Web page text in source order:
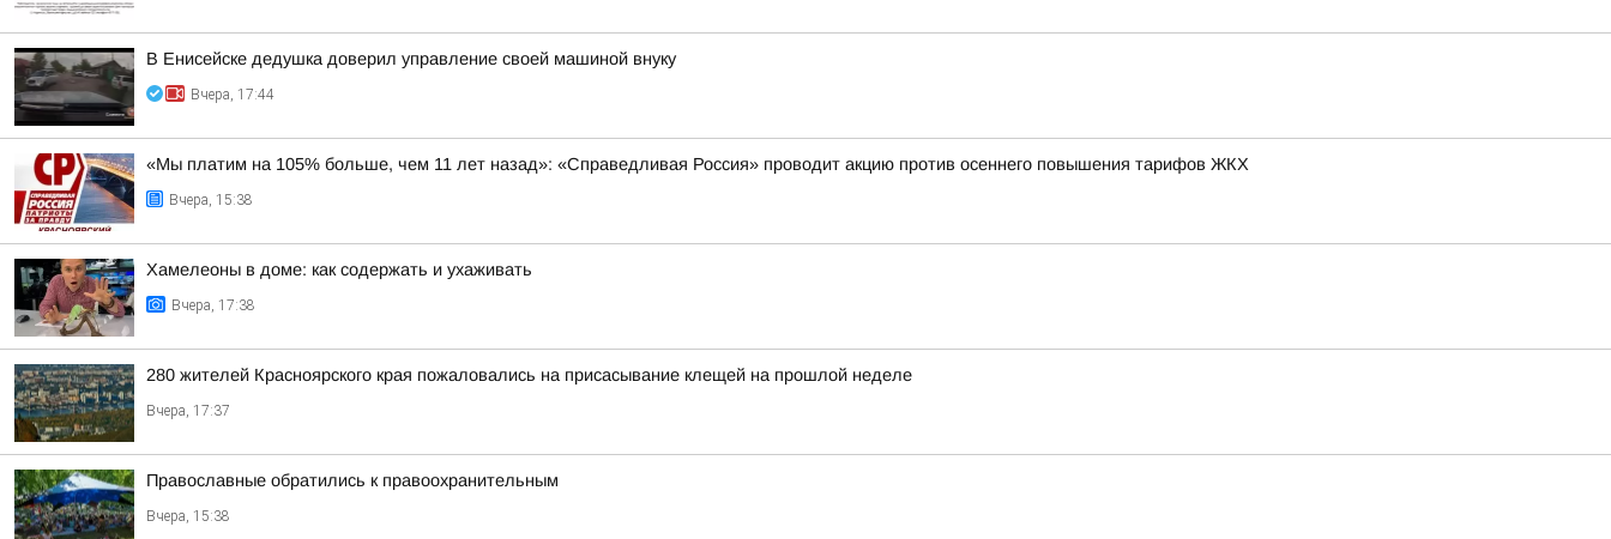
В Енисейске дедушка доверил управление своей машиной внуку
Вчера, 17:44
«Мы платим на 105% больше, чем 11 лет назад»: «Справедливая Россия» проводит акцию против осеннего повышения тарифов ЖКХ
Вчера, 15:38
Хамелеоны в доме: как содержать и ухаживать
Вчера, 17:38
280 жителей Красноярского края пожаловались на присасывание клещей на прошлой неделе
Вчера, 17:37
Православные обратились к правоохранительным
Вчера, 15:38